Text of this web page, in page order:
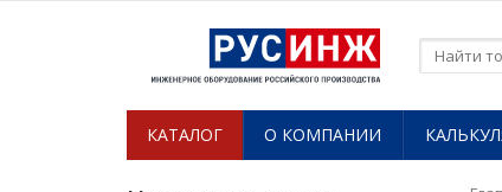
КАТАЛОГ О КОМПАНИИ​